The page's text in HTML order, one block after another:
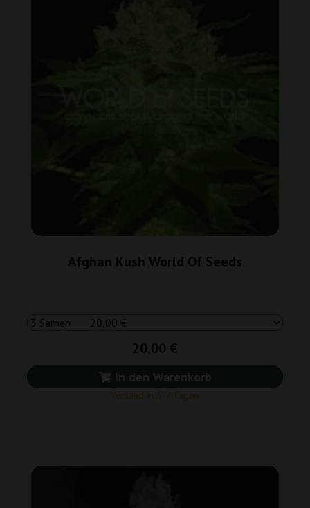
Afghan Kush World Of Seeds
20,00 €
In den Warenkorb
Versand in 3-7 Tagen